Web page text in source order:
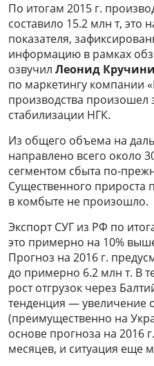
По итогам 2015 г.
составило 15.2 млн т, это
показателя,
информацию в рамках
озвучил Леонид
по маркетингу компании
производства произошел
стабилизации НГК.
Из общего объема на
направлено всего около
сегментом сбыта по-
Существенного прироста
в комбыте не произошло.
Экспорт СУГ из РФ по
это примерно на 10%
Прогноз на 2016 г.
до примерно 6.2 млн т. В
рост отгрузок через
тенденция — увеличение
(преимущественно на
основе прогноза на 2016
месяцев, и ситуация еще